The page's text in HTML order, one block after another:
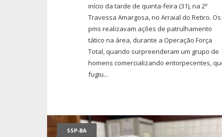
início da tarde de quinta-feira (31), na 2ª
Travessa Amargosa, no Arraial do Retiro. Os
pms realizavam ações de patrulhamento
tático na área, durante a Operação Força
Total, quando surpreenderam um grupo de
homens comercializando entorpecentes,
fugiu...
SSP-BA